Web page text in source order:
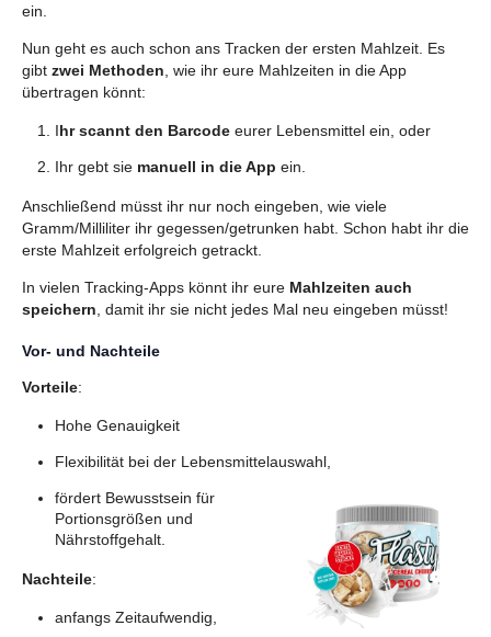
ein.
Nun geht es auch schon ans Tracken der ersten Mahlzeit. Es
gibt zwei Methoden , wie ihr eure Mahlzeiten in die App
übertragen könnt:
Ihr scannt den Barcode eurer Lebensmittel ein, oder
Ihr gebt sie manuell in die App ein.
Anschließend müsst ihr nur noch eingeben, wie viele
Gramm/Milliliter ihr gegessen/getrunken habt. Schon habt ihr die
erste Mahlzeit erfolgreich getrackt.
In vielen Tracking-Apps könnt ihr eure Mahlzeiten auch
speichern , damit ihr sie nicht jedes Mal neu eingeben müsst!
Vor- und Nachteile
Vorteile:
Hohe Genauigkeit
Flexibilität bei der Lebensmittelauswahl,
fördert Bewusstsein für
Portionsgrößen und
Nährstoffgehalt.
Nachteile:
anfangs Zeitaufwendig,